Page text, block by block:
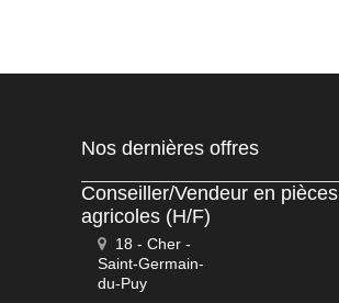
Nos dernières offres
Conseiller/Vendeur en pièces
agricoles (H/F)
18 - Cher -
Saint-Germain-
du-Puy